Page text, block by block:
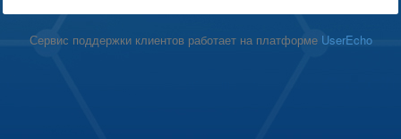
Сервис поддержки клиентов работает на платформе UserEcho